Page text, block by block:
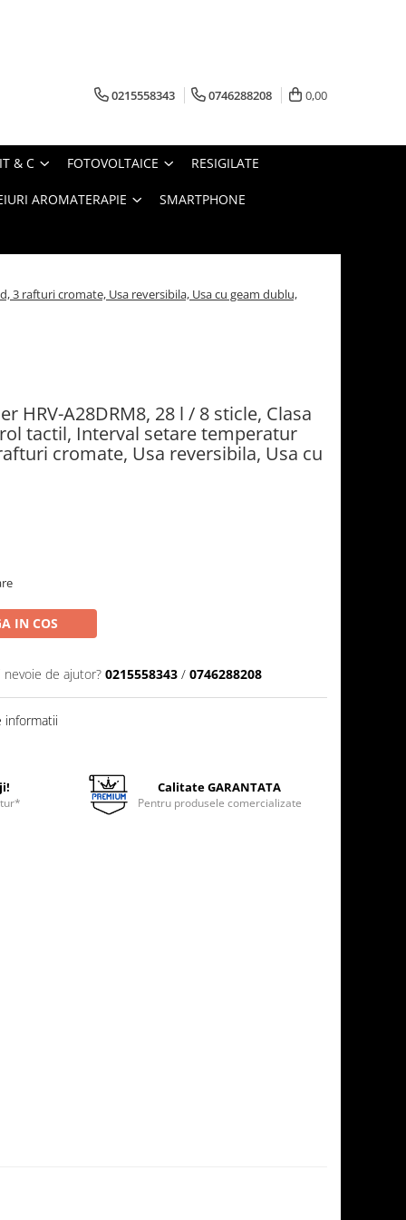
0215558343 0746288208 0,00
IT & C FOTOVOLTAICE RESIGILATE
AROMATERAPIE SMARTPHONE
3 rafturi cromate, Usa reversibila, Usa cu geam dublu,
HRV-A28DRM8, 28 l / 8 sticle, Clasa
tactil, Interval setare temperatur
cromate, Usa reversibila, Usa cu
IN COS
nevoie de ajutor? 0215558343 / 0746288208
informatii
Calitate GARANTATA
Pentru produsele comercializate